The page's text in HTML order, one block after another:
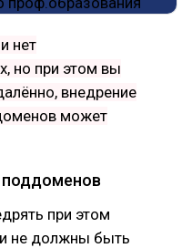
нет
но при этом вы
внедрение
может
поддоменов
при этом
не должны быть